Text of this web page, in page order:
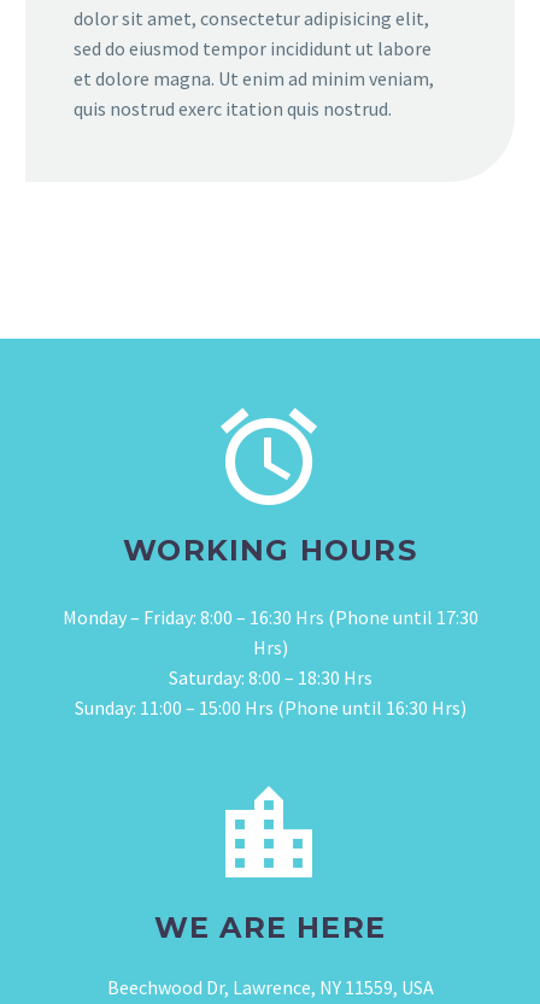
dolor sit amet, consectetur adipisicing elit,
sed do eiusmod tempor incididunt ut labore
et dolore magna. Ut enim ad minim veniam,
quis nostrud exerc itation quis nostrud.


WORKING HOURS
Monday – Friday: 8:00 – 16:30 Hrs (Phone until 17:30
Hrs)
Saturday: 8:00 – 18:30 Hrs
Sunday: 11:00 – 15:00 Hrs (Phone until 16:30 Hrs)


WE ARE HERE
Beechwood Dr, Lawrence, NY 11559, USA